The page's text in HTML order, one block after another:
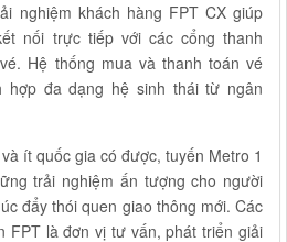
nghiệm khách hàng FPT CX giúp
nối trực tiếp với các cổng thanh
Hệ thống mua và thanh toán vé
đa dạng hệ sinh thái ‏‏từ ngân
ít quốc gia có được, tuyến Metro 1
trải nghiệm ấn tượng cho người
thói quen giao thông mới. ‏‏Các
FPT là đơn vị tư vấn, phát triển giải